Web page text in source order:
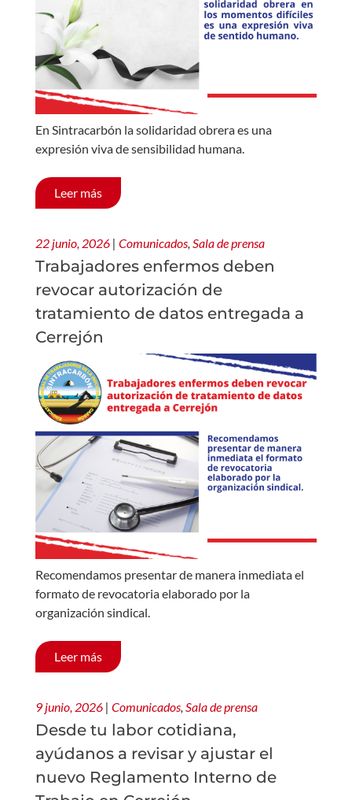
En Sintracarbón la solidaridad obrera es una
expresión viva de sensibilidad humana.
Leer más
22 junio, 2026 | Comunicados, Sala de prensa
Trabajadores enfermos deben
revocar autorización de
tratamiento de datos entregada a
Cerrejón
Recomendamos presentar de manera inmediata el
formato de revocatoria elaborado por la
organización sindical.
Leer más
9 junio, 2026 | Comunicados, Sala de prensa
Desde tu labor cotidiana,
ayúdanos a revisar y ajustar el
nuevo Reglamento Interno de